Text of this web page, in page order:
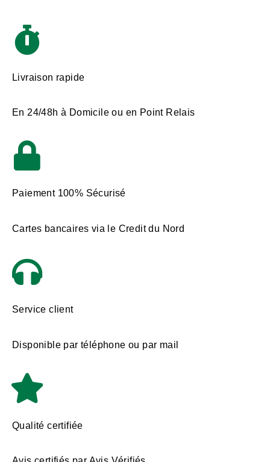
Livraison rapide
En 24/48h à Domicile ou en Point Relais
Paiement 100% Sécurisé
Cartes bancaires via le Credit du Nord
Service client
Disponible par téléphone ou par mail
Qualité certifiée